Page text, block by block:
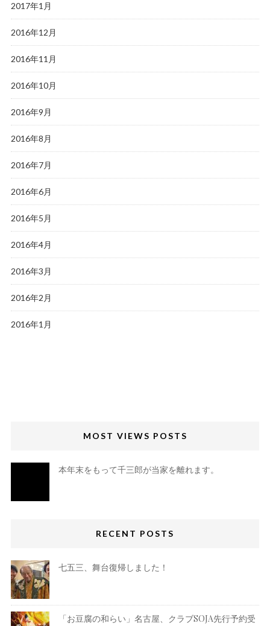
2017年1月
2016年12月
2016年11月
2016年10月
2016年9月
2016年8月
2016年7月
2016年6月
2016年5月
2016年4月
2016年3月
2016年2月
2016年1月
MOST VIEWS POSTS
本年末をもって千三郎が当家を離れます。
RECENT POSTS
七五三、舞台復帰しました！
「お豆腐の和らい」名古屋、クラブSOJA先行予約受